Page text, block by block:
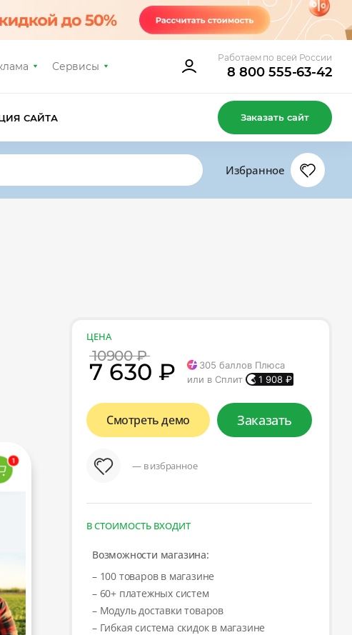
Сервисы
Работаем по всей России
8 800 555-63-42
САЙТА Заказать сайт
Избранное
ЦЕНА
10900 ₽
7 630 ₽ 305 баллов Плюса
или в Сплит
1 908 ₽
Смотреть демо Заказать
— в избранное
В СТОИМОСТЬ ВХОДИТ
Возможности магазина:
– 100 товаров в магазине
– 60+ платежных систем
– Модуль доставки товаров
– Гибкая система скидок в магазине